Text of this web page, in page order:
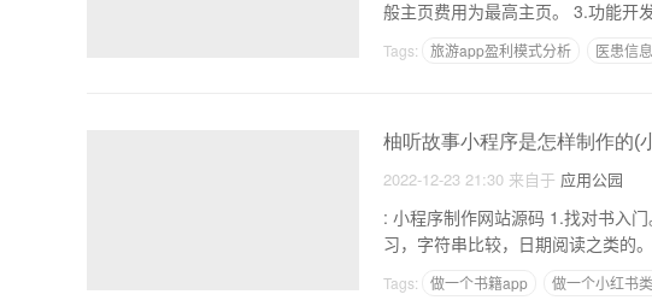
般主页费用为
Tags: 旅游app盈利模式分析 医患信息
柚听故事小程序是怎样制作的(
2022-12-23 21:30 来自于 应用公园
: 小程序制作网站源码 1.找对书入门。大致看一遍，循环判断，找出常见的课(太难，不能跳过) 2.做一些简单的练
习，字符串比较，日期阅读之类的
Tags: 做一个书籍app 做一个小红书